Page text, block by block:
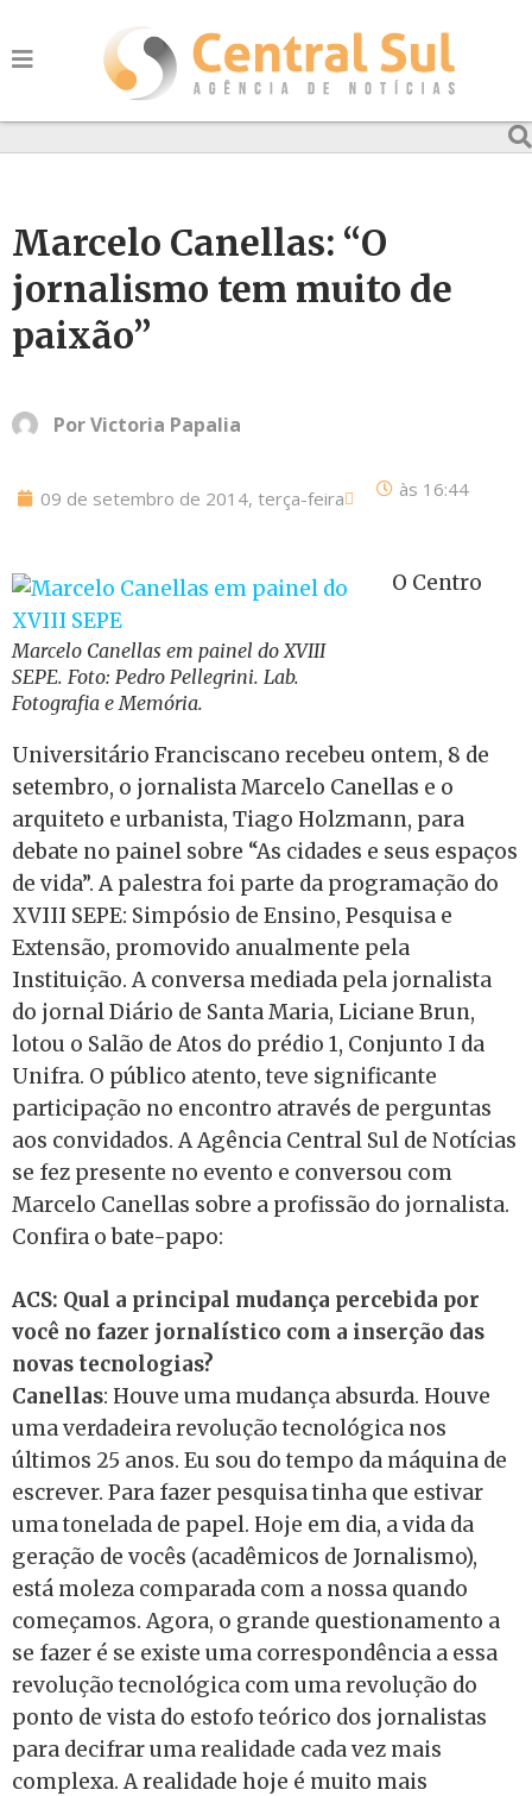
Marcelo Canellas: “O
jornalismo tem muito de
paixão”
PorVictoria Papalia
09 de setembro de 2014, terça-feira às 16:44
Marcelo Canellas em painel do XVIII
SEPE. Foto: Pedro Pellegrini. Lab.
Fotografia e Memória.
O Centro
Universitário Franciscano recebeu ontem, 8 de
setembro, o jornalista Marcelo Canellas e o
arquiteto e urbanista, Tiago Holzmann, para
debate no painel sobre “As cidades e seus espaços
de vida”. A palestra foi parte da programação do
XVIII SEPE: Simpósio de Ensino, Pesquisa e
Extensão, promovido anualmente pela
Instituição. A conversa mediada pela jornalista
do jornal Diário de Santa Maria, Liciane Brun,
lotou o Salão de Atos do prédio 1, Conjunto I da
Unifra. O público atento, teve significante
participação no encontro através de perguntas
aos convidados. A Agência Central Sul de Notícias
se fez presente no evento e conversou com
Marcelo Canellas sobre a profissão do jornalista.
Confira o bate-papo:
ACS: Qual a principal mudança percebida por
você no fazer jornalístico com a inserção das
novas tecnologias?
Canellas: Houve uma mudança absurda. Houve
uma verdadeira revolução tecnológica nos
últimos 25 anos. Eu sou do tempo da máquina de
escrever. Para fazer pesquisa tinha que estivar
uma tonelada de papel. Hoje em dia, a vida da
geração de vocês (acadêmicos de Jornalismo),
está moleza comparada com a nossa quando
começamos. Agora, o grande questionamento a
se fazer é se existe uma correspondência a essa
revolução tecnológica com uma revolução do
ponto de vista do estofo teórico dos jornalistas
para decifrar uma realidade cada vez mais
complexa. A realidade hoje é muito mais